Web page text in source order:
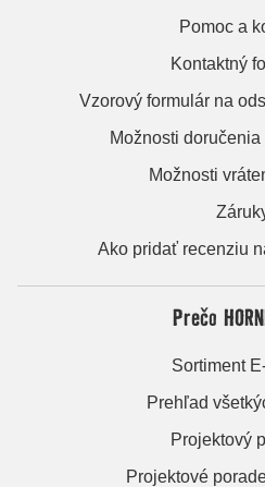
Pomoc a
Kontaktný
Vzorový formulár na
Možnosti
Možnosti
Ako pridať recenziu
Prečo
Sortiment
Prehľad
Projektový
Projektové